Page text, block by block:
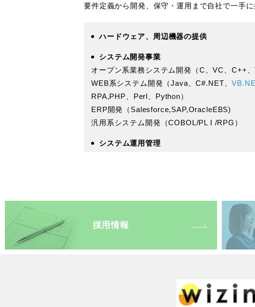
要件定義から開発、保守・運用まで自社で一手に
ハードウェア、周辺機器の提供
システム開発事業
オープン系業務システム開発（C 、VC C++ 、
WEB系システム開発（Java 、C#.NET 、
RPA,PHP Perl Python）
ERP開発（Salesforce,SAP,OracleEBS)
汎用系システム開発（COBOL/PL I /RPG ）
システム運用管理
採用情報